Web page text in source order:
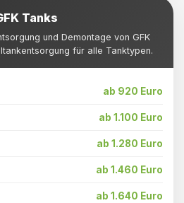
Tanks
und Demontage von GFK
für alle Tanktypen.
ab 920 Euro
ab 1.100 Euro
ab 1.280 Euro
ab 1.460 Euro
ab 1.640 Euro